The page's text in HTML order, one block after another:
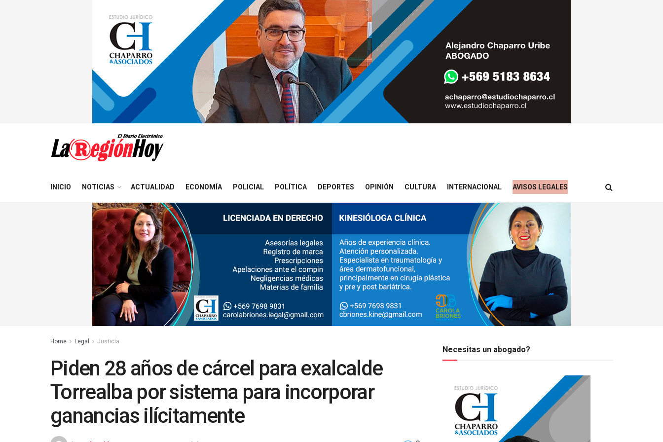
INICIO NOTICIAS ACTUALIDAD ECONOMÍA POLICIAL POLÍTICA DEPORTES OPINIÓN CULTURA INTERNACIONAL AVISOS LEGALES
Home Legal Justicia
Piden 28 años de cárcel para exalcalde
Torrealba por sistema para incorporar
ganancias ilícitamente
Necesitas un abogado?